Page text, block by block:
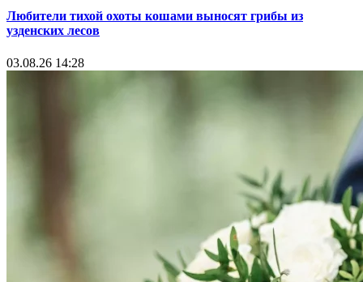
Любители тихой охоты кошами выносят грибы из
узденских лесов
03.08.26 14:28